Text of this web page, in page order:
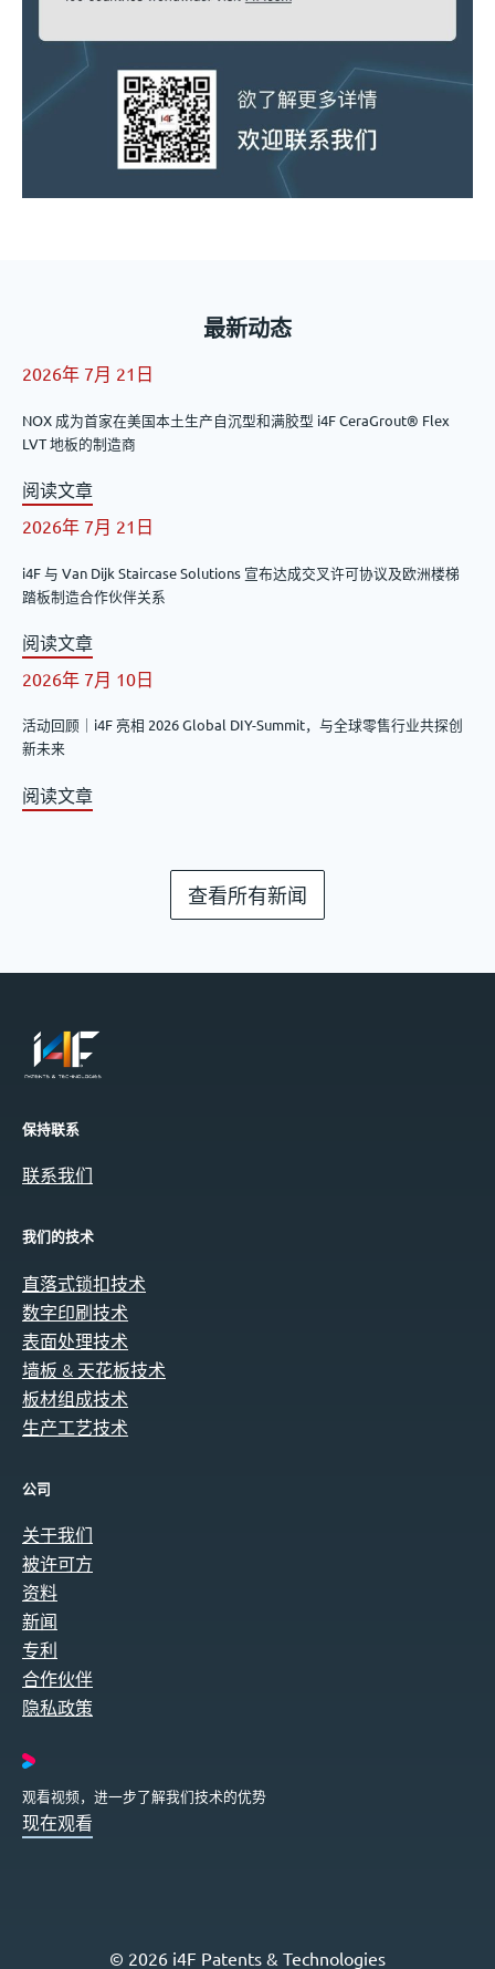
最新动态
2026年 7月 21日
NOX 成为首家在美国本土生产自沉型和满胶型 i4F CeraGrout® Flex
LVT 地板的制造商
阅读文章
2026年 7月 21日
i4F 与 Van Dijk Staircase Solutions 宣布达成交叉许可协议及欧洲楼梯
踏板制造合作伙伴关系
阅读文章
2026年 7月 10日
活动回顾｜i4F 亮相 2026 Global DIY-Summit，与全球零售行业共探创
新未来
阅读文章
查看所有新闻
保持联系
联系我们
我们的技术
直落式锁扣技术
数字印刷技术
表面处理技术
墙板 & 天花板技术
板材组成技术
生产工艺技术
公司
关于我们
被许可方
资料
新闻
专利
合作伙伴
隐私政策
观看视频，进一步了解我们技术的优势
现在观看
© 2026 i4F Patents & Technologies